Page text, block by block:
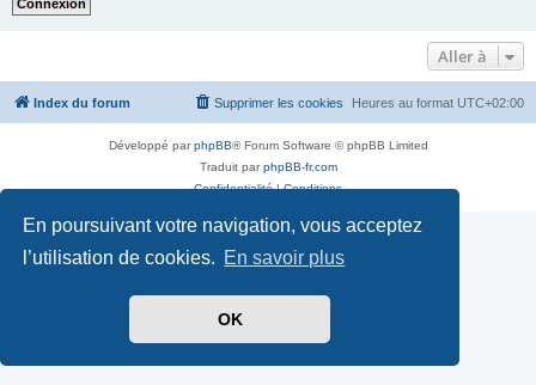
En poursuivant votre navigation, vous acceptez
l’utilisation de cookies. En savoir plus
OK
Aller à
Index du forum Heures au format UTC+02:00
Supprimer les cookies
Développé parphpBB® Forum Software © phpBB Limited
Traduit parphpBB-fr.com
Confidentialité|Conditions